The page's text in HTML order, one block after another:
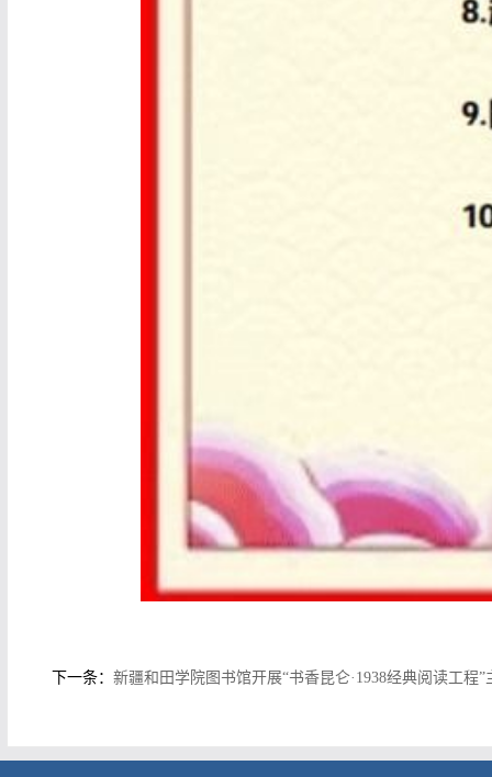
下一条： 新疆和田学院图书馆开展“书香昆仑·1938经典阅读工程”